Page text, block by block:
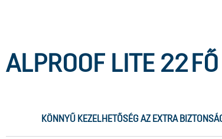
ALPROOF LITE 22
KÖNNYŰ KEZELHETŐSÉG AZ EXTRA